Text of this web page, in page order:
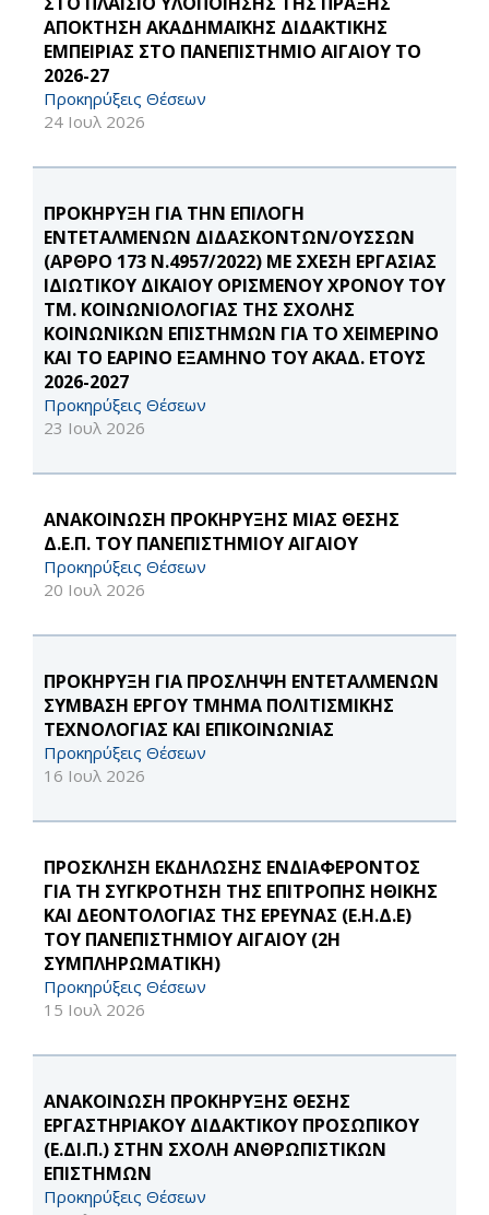
ΑΠΟΚΤΗΣΗ ΑΚΑΔΗΜΑΪΚΗΣ ΔΙΔΑΚΤΙΚΗΣ
ΕΜΠΕΙΡΙΑΣ ΣΤΟ ΠΑΝΕΠΙΣΤΗΜΙΟ ΑΙΓΑΙΟΥ ΤΟ
2026-27
Προκηρύξεις Θέσεων
24 Ιουλ 2026
ΠΡΟΚΗΡΥΞΗ ΓΙΑ ΤΗΝ ΕΠΙΛΟΓΗ
ΕΝΤΕΤΑΛΜΕΝΩΝ ΔΙΔΑΣΚΟΝΤΩΝ/ΟΥΣΣΩΝ
(ΑΡΘΡΟ 173 Ν.4957/2022) ΜΕ ΣΧΕΣΗ ΕΡΓΑΣΙΑΣ
ΙΔΙΩΤΙΚΟΥ ΔΙΚΑΙΟΥ ΟΡΙΣΜΕΝΟΥ ΧΡΟΝΟΥ ΤΟΥ
ΤΜ. ΚΟΙΝΩΝΙΟΛΟΓΙΑΣ ΤΗΣ ΣΧΟΛΗΣ
ΚΟΙΝΩΝΙΚΩΝ ΕΠΙΣΤΗΜΩΝ ΓΙΑ ΤΟ ΧΕΙΜΕΡΙΝΟ
ΚΑΙ ΤΟ ΕΑΡΙΝΟ ΕΞΑΜΗΝΟ ΤΟΥ ΑΚΑΔ. ΕΤΟΥΣ
2026-2027
Προκηρύξεις Θέσεων
23 Ιουλ 2026
ΑΝΑΚΟΙΝΩΣΗ ΠΡΟΚΗΡΥΞΗΣ ΜΙΑΣ ΘΕΣΗΣ
Δ.Ε.Π. ΤΟΥ ΠΑΝΕΠΙΣΤΗΜΙΟΥ ΑΙΓΑΙΟΥ
Προκηρύξεις Θέσεων
20 Ιουλ 2026
ΠΡΟΚΗΡΥΞΗ ΓΙΑ ΠΡΟΣΛΗΨΗ ΕΝΤΕΤΑΛΜΕΝΩΝ
ΣΥΜΒΑΣΗ ΕΡΓΟΥ ΤΜΗΜΑ ΠΟΛΙΤΙΣΜΙΚΗΣ
ΤΕΧΝΟΛΟΓΙΑΣ ΚΑΙ ΕΠΙΚΟΙΝΩΝΙΑΣ
Προκηρύξεις Θέσεων
16 Ιουλ 2026
ΠΡΟΣΚΛΗΣΗ ΕΚΔΗΛΩΣΗΣ ΕΝΔΙΑΦΕΡΟΝΤΟΣ
ΓΙΑ ΤΗ ΣΥΓΚΡΟΤΗΣΗ ΤΗΣ ΕΠΙΤΡΟΠΗΣ ΗΘΙΚΗΣ
ΚΑΙ ΔΕΟΝΤΟΛΟΓΙΑΣ ΤΗΣ ΕΡΕΥΝΑΣ (Ε.Η.Δ.Ε)
ΤΟΥ ΠΑΝΕΠΙΣΤΗΜΙΟΥ ΑΙΓΑΙΟΥ (2Η
ΣΥΜΠΛΗΡΩΜΑΤΙΚΗ)
Προκηρύξεις Θέσεων
15 Ιουλ 2026
ΑΝΑΚΟΙΝΩΣΗ ΠΡΟΚΗΡΥΞΗΣ ΘΕΣΗΣ
ΕΡΓΑΣΤΗΡΙΑΚΟΥ ΔΙΔΑΚΤΙΚΟΥ ΠΡΟΣΩΠΙΚΟΥ
(Ε.ΔΙ.Π.) ΣΤΗΝ ΣΧΟΛΗ ΑΝΘΡΩΠΙΣΤΙΚΩΝ
ΕΠΙΣΤΗΜΩΝ
Προκηρύξεις Θέσεων